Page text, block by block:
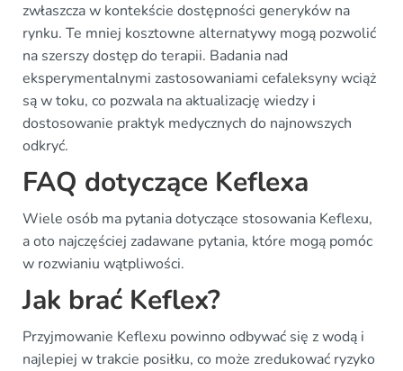
zwłaszcza w kontekście dostępności generyków na
rynku. Te mniej kosztowne alternatywy mogą pozwolić
na szerszy dostęp do terapii. Badania nad
eksperymentalnymi zastosowaniami cefaleksyny wciąż
są w toku, co pozwala na aktualizację wiedzy i
dostosowanie praktyk medycznych do najnowszych
odkryć.
FAQ dotyczące Keflexa
Wiele osób ma pytania dotyczące stosowania Keflexu,
a oto najczęściej zadawane pytania, które mogą pomóc
w rozwianiu wątpliwości.
Jak brać Keflex?
Przyjmowanie Keflexu powinno odbywać się z wodą i
najlepiej w trakcie posiłku, co może zredukować ryzyko